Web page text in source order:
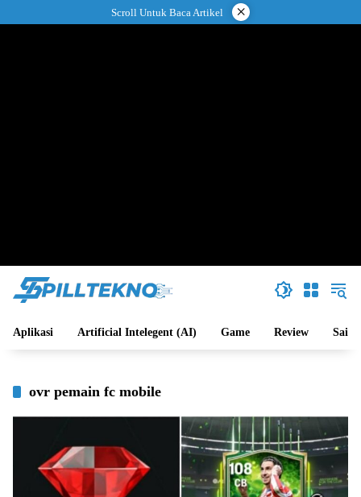
ke
Scroll Untuk Baca Artikel ×
Aplikasi Artificial Intelegent (AI) Game Review Sains
ovr pemain fc mobile